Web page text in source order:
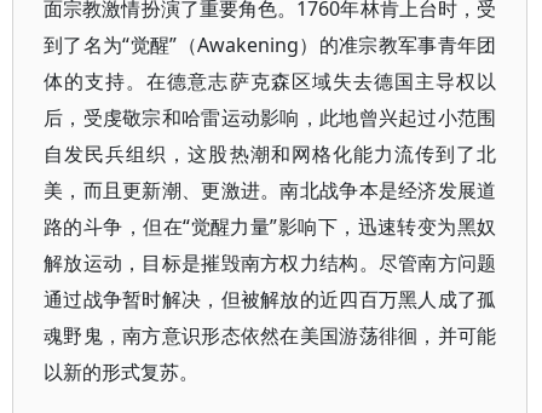
面宗教激情扮演了重要角色。1760年林肯上台时，受
到了名为“觉醒”（Awakening）的准宗教军事青年团
体的支持。在德意志萨克森区域失去德国主导权以
后，受虔敬宗和哈雷运动影响，此地曾兴起过小范围
自发民兵组织，这股热潮和网格化能力流传到了北
美，而且更新潮、更激进。南北战争本是经济发展道
路的斗争，但在“觉醒力量”影响下，迅速转变为黑奴
解放运动，目标是摧毁南方权力结构。尽管南方问题
通过战争暂时解决，但被解放的近四百万黑人成了孤
魂野鬼，南方意识形态依然在美国游荡徘徊，并可能
以新的形式复苏。